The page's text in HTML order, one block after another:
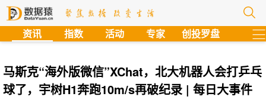
资讯 指数 活动 专家 创投罗盘
马斯克“海外版微信”XChat，北大机器人会打乒乓
球了，宇树H1奔跑10m/s再破纪录 | 每日大事件